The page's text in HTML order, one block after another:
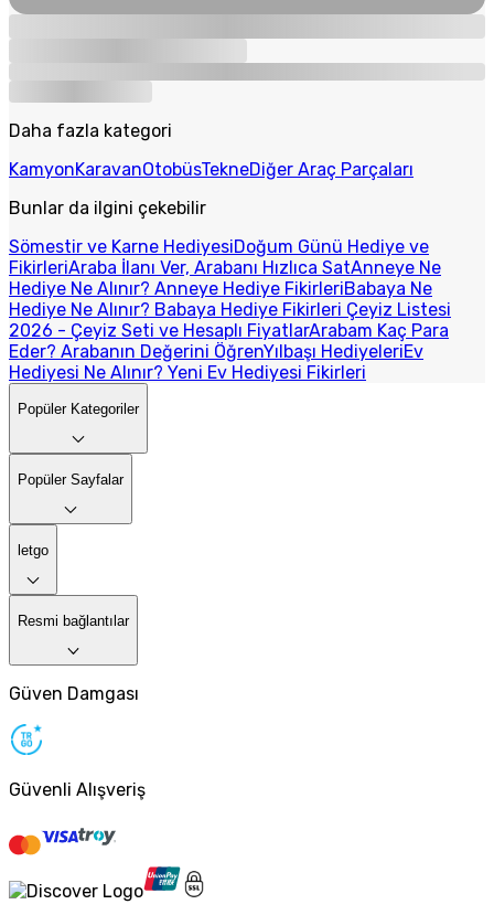
Daha fazla kategori
KamyonKaravanOtobüsTekneDiğer Araç Parçaları
Bunlar da ilgini çekebilir
Sömestir ve Karne HediyesiDoğum Günü Hediye ve
FikirleriAraba İlanı Ver, Arabanı Hızlıca SatAnneye Ne
Hediye Ne Alınır? Anneye Hediye FikirleriBabaya Ne
Hediye Ne Alınır? Babaya Hediye Fikirleri Çeyiz Listesi
2026 - Çeyiz Seti ve Hesaplı FiyatlarArabam Kaç Para
Eder? Arabanın Değerini ÖğrenYılbaşı HediyeleriEv
Hediyesi Ne Alınır? Yeni Ev Hediyesi Fikirleri
Popüler Kategoriler
Popüler Sayfalar
letgo
Resmi bağlantılar
Güven Damgası
Güvenli Alışveriş